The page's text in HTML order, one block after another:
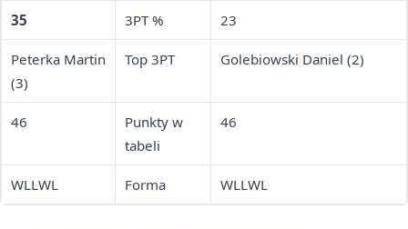
35 3PT % 23
Peterka Martin
(3)
Top 3PT Golebiowski Daniel (2)
46
Punkty w
tabeli
46
WLLWL Forma WLLWL